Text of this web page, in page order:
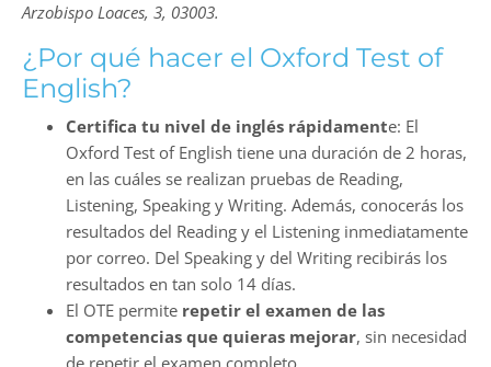
Arzobispo Loaces, 3, 03003.
¿Por qué hacer el Oxford Test of
English?
Certifica tu nivel de inglés rápidamente: El
Oxford Test of English tiene una duración de 2 horas,
en las cuáles se realizan pruebas de Reading,
Listening, Speaking y Writing. Además, conocerás los
resultados del Reading y el Listening inmediatamente
por correo. Del Speaking y del Writing recibirás los
resultados en tan solo 14 días.
El OTE permite repetir el examen de las
competencias que quieras mejorar, sin necesidad